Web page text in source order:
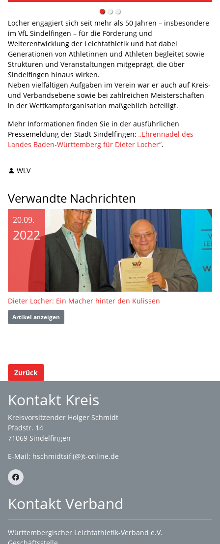
Locher engagiert sich seit mehr als 50 Jahren – insbesondere
im VfL Sindelfingen – für die Förderung und
Weiterentwicklung der Leichtathletik und hat dabei
Generationen von Athletinnen und Athleten begleitet sowie
Strukturen und Veranstaltungen mitgeprägt, die über
Sindelfingen hinaus wirken.
Neben vielfältigen Aufgaben im Verein war er auch auf Kreis-
und Verbandsebene sowie bei zahlreichen Meisterschaften
in der Wettkampforganisation maßgeblich beteiligt.
Mehr Informationen finden Sie in der ausführlichen
Pressemeldung der Stadt Sindelfingen: „Ehrennadel des
Landes Baden‑Württemberg für Dieter Locher“.
WLV
Verwandte Nachrichten
20.09.
2022
Dieter Locher: Ein Macher hinter den Kulissen
Artikel anzeigen
Zurück
Kontakt Kreis
Kreisvorsitzender Holger Schmidt
Pfadstr. 14
71069 Sindelfingen
E-Mail: hschmidtsifi(@)t-online.de
Kontakt Verband
Württembergischer Leichtathletik-Verband e.V.